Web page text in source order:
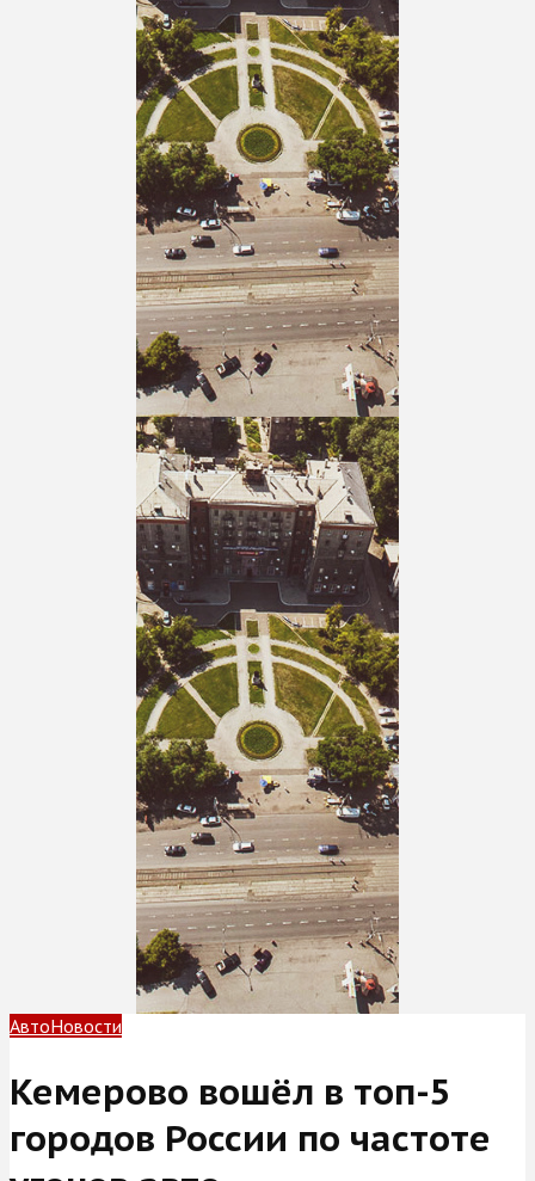
АвтоНовости
Кемерово вошёл в топ-5
городов России по частоте